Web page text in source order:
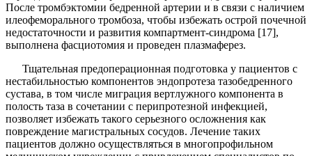
После тромбэктомии бедренной артерии и в связи с наличием
илеофеморального тром­боза, чтобы избежать острой почечной
недостаточно­сти и развития компартмент-синдрома [17],
выполнена фасциотомия и проведен плазмаферез.
Тщательная предоперационная подготовка у па­циентов с
нестабильностью компонентов эндопро­теза тазобедренного
сустава, в том числе миграция вертлужного компонента в
полость таза в сочетании с перипротезной инфекцией,
позволяет избежать та­кого серьезного осложнения как
повреждение маги­стральных сосудов. Лечение таких
пациентов должно осуществляться в многопрофильном